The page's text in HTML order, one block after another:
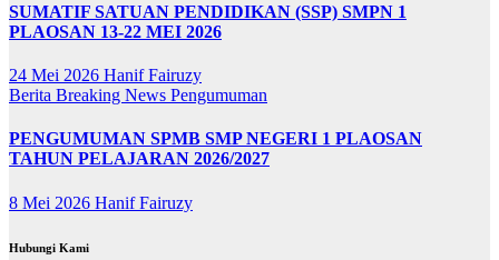
SUMATIF SATUAN PENDIDIKAN (SSP) SMPN 1
PLAOSAN 13-22 MEI 2026
24 Mei 2026 Hanif Fairuzy
Berita Breaking News Pengumuman
PENGUMUMAN SPMB SMP NEGERI 1 PLAOSAN
TAHUN PELAJARAN 2026/2027
8 Mei 2026 Hanif Fairuzy
Hubungi Kami